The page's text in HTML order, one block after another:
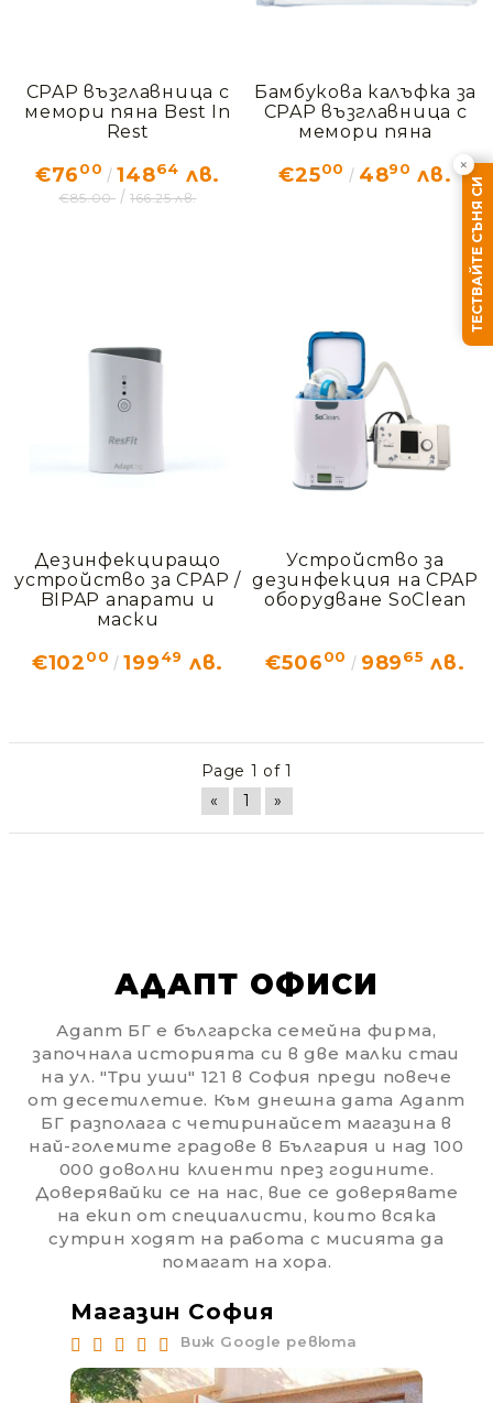
CPAP възглавница с
мемори пяна Best In
Rest
€7600 14864 лв.
€85.00 166.25 лв.
Бамбукова калъфка за
CPAP възглавница с
мемори пяна
€2500 4890 лв.
Дезинфекциращо
устройство за CPAP /
BIPAP апарати и
маски
€10200 19949 лв.
Устройство за
дезинфекция на CPAP
оборудване SoClean
€50600 98965 лв.
Page 1 of 1
«
1 »
АДАПТ ОФИСИ
Адапт БГ е българска семейна фирма,
започнала историята си в две малки стаи
на ул. "Три уши" 121 в София преди повече
от десетилетие. Към днешна дата Адапт
БГ разполага с четиринайсет магазина в
най-големите градове в България и над 100
000 доволни клиенти през годините.
Доверявайки се на нас, вие се доверявате
на екип от специалисти, които всяка
сутрин ходят на работа с мисията да
помагат на хора.
Магазин София
Виж Google ревюта
ТЕСТВАЙТЕ СЪНЯ СИ
×